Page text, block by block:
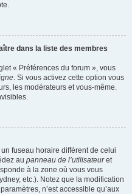
dans la liste des membres
« Préférences du forum », vous
. Si vous activez cette option vous
les modérateurs et vous-même.
un fuseau horaire différent de celui
au panneau de l’utilisateuret
à la zone où vous vous
etc.). Notez que la modification
n’est accessible qu’aux